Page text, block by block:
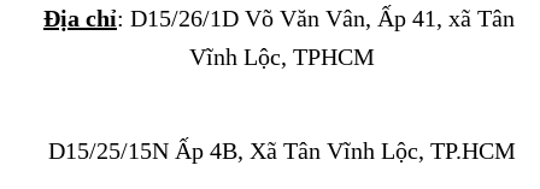
Địa chỉ: D15/26/1D Võ Văn Vân, Ấp 41, xã Tân
Vĩnh Lộc, TPHCM
D15/25/15N Ấp 4B, Xã Tân Vĩnh Lộc, TP.HCM